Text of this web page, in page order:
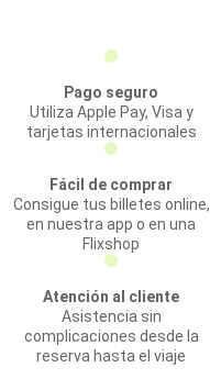
Pago seguro
Utiliza Apple Pay, Visa y
tarjetas internacionales
Fácil de comprar
Consigue tus billetes online,
en nuestra app o en una
Flixshop
Atención al cliente
Asistencia sin
complicaciones desde la
reserva hasta el viaje